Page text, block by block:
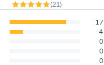
(21)
81%
17
4
0
0
0